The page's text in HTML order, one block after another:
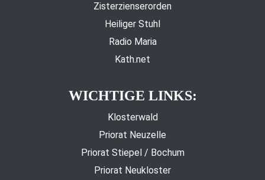
Zisterzienserorden
Heiliger Stuhl
Radio Maria
Kath.net
WICHTIGE LINKS:
Klosterwald
Priorat Neuzelle
Priorat Stiepel / Bochum
Priorat Neukloster